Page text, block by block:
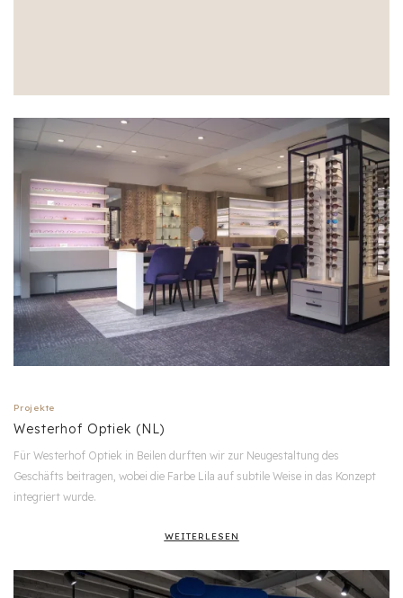
Projekte
Westerhof Optiek (NL)
Für Westerhof Optiek in Beilen durften wir zur Neugestaltung des
Geschäfts beitragen, wobei die Farbe Lila auf subtile Weise in das Konzept
integriert wurde.
WEITERLESEN